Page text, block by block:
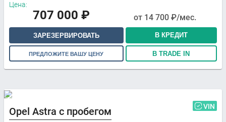
Цена:
707 000 ₽ от 14 700 ₽/мес.
ЗАРЕЗЕРВИРОВАТЬ В КРЕДИТ
ПРЕДЛОЖИТЕ ВАШУ ЦЕНУ В TRADE IN
Opel Astra с пробегом VIN